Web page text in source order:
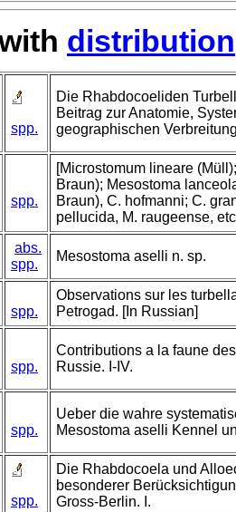
distribution
spp.
Die Rhabdocoeliden
Beitrag zur Anatomie,
geographischen
spp.
[Microstomum lineare
Braun); Mesostoma
Braun), C. hofmanni; C.
pellucida, M. raugeense,
abs.
spp.
Mesostoma aselli n. sp.
spp.
Observations sur les
Petrogad. [In Russian]
spp.
Contributions a la faune
Russie. I-IV.
spp.
Ueber die wahre
Mesostoma aselli Kennel
spp.
Die Rhabdocoela und
besonderer
Gross-Berlin. I.